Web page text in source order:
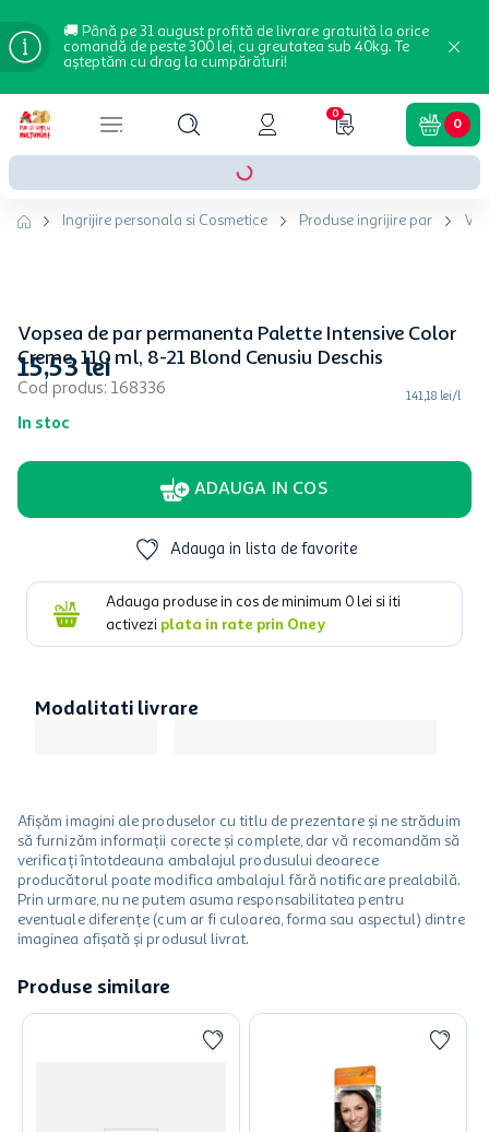
🚚 Până pe 31 august profită de livrare gratuită la orice
comandă de peste 300 lei, cu greutatea sub 40kg. Te
așteptăm cu drag la cumpărături!
0
0
Ingrijire personala si Cosmetice Produse ingrijire par
Vopsea de par permanenta Palette Intensive Color
Creme, 110 ml, 8-21 Blond Cenusiu Deschis
Cod produs: 168336
In stoc
15,53 lei
141,18 lei/l
ADAUGA IN COS
Adauga in lista de favorite
Adauga produse in cos de minimum 0 lei si iti
activezi plata in rate prin Oney
Modalitati livrare
Afișăm imagini ale produselor cu titlu de prezentare și ne străduim
să furnizăm informații corecte și complete, dar vă recomandăm să
verificați întotdeauna ambalajul produsului deoarece
producătorul poate modifica ambalajul fără notificare prealabilă.
Prin urmare, nu ne putem asuma responsabilitatea pentru
eventuale diferențe (cum ar fi culoarea, forma sau aspectul) dintre
imaginea afișată și produsul livrat.
Produse similare